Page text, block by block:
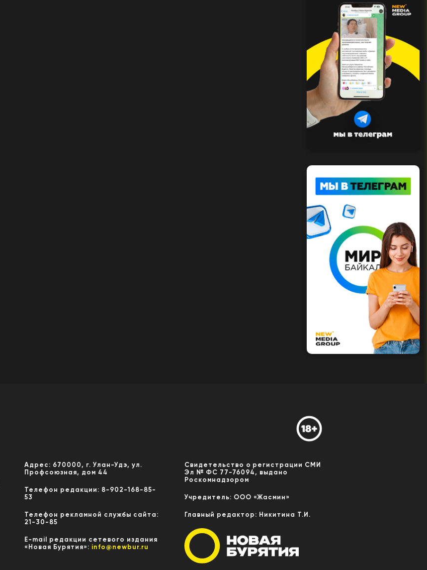
Адрес: 670000, г. Улан-Удэ, ул.
Профсоюзная, дом 44
Телефон редакции: 8-902-168-85-
53
Телефон рекламной службы сайта:
21-30-85
E-mail редакции сетевого издания
«Новая Бурятия»: info@newbur.ru
Свидетельство о регистрации СМИ
Эл № ФС 77-76094, выдано
Роскомнадзором
Учредитель: ООО «Жасмин»
Главный редактор: Никитина Т.И.